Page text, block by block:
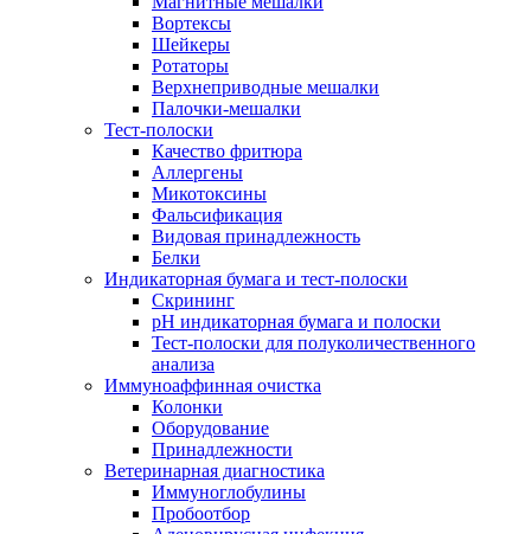
Вортексы
Шейкеры
Ротаторы
Верхнеприводные мешалки
Палочки-мешалки
Тест-полоски
Качество фритюра
Аллергены
Микотоксины
Фальсификация
Видовая принадлежность
Белки
Индикаторная бумага и тест-полоски
Скрининг
pH индикаторная бумага и полоски
Тест-полоски для полуколичественного
анализа
Иммуноаффинная очистка
Колонки
Оборудование
Принадлежности
Ветеринарная диагностика
Иммуноглобулины
Пробоотбор